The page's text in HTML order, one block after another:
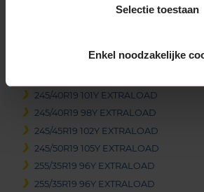
Selectie toestaan
Enkel noodzakelijke
235/55R19 105V EXTRALOAD
235/65R19 109V EXTRALOAD
245/40R19 101Y EXTRALOAD
245/40R19 98Y EXTRALOAD
245/45R19 102Y EXTRALOAD
245/50R19 105Y EXTRALOAD
255/35R19 96Y EXTRALOAD
255/35R19 96Y EXTRALOAD